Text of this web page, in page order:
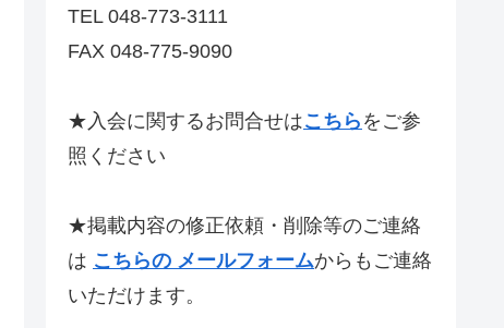
TEL 048-773-3111
FAX 048-775-9090
★入会に関するお問合せはこちら をご参
照ください
★掲載内容の修正依頼・削除等のご連絡
は こちらの メールフォームからもご連絡
いただけます。